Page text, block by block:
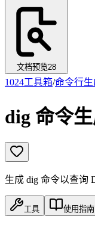
文档预览28
1024工具箱/命令行
dig 命令
生成 dig 命令以查询
工具 使用指南